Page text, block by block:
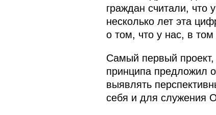
граждан считали, что
несколько лет эта
о том, что у нас, в
Самый первый проект,
принципа предложил
выявлять
себя и для служения